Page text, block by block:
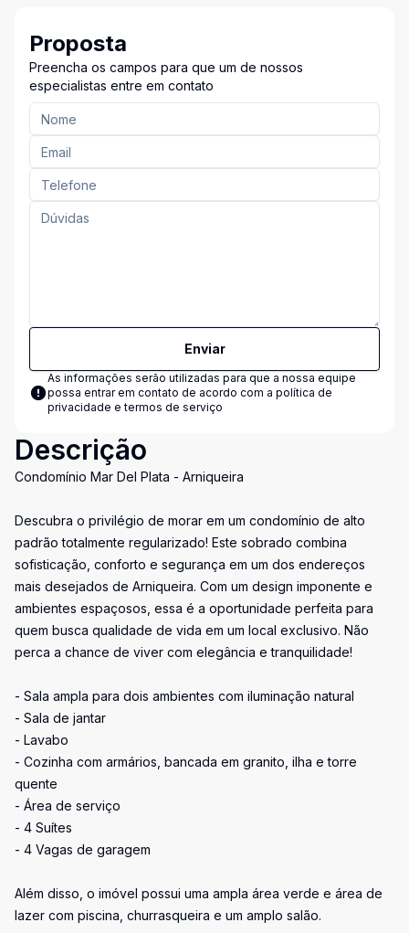
Proposta
Preencha os campos para que um de nossos
especialistas entre em contato
Enviar
As informações serão utilizadas para que a nossa equipe
possa entrar em contato de acordo com a política de
privacidade e termos de serviço
Descrição
Condomínio Mar Del Plata - Arniqueira
Descubra o privilégio de morar em um condomínio de alto
padrão totalmente regularizado! Este sobrado combina
sofisticação, conforto e segurança em um dos endereços
mais desejados de Arniqueira. Com um design imponente e
ambientes espaçosos, essa é a oportunidade perfeita para
quem busca qualidade de vida em um local exclusivo. Não
perca a chance de viver com elegância e tranquilidade!
- Sala ampla para dois ambientes com iluminação natural
- Sala de jantar
- Lavabo
- Cozinha com armários, bancada em granito, ilha e torre
quente
- Área de serviço
- 4 Suítes
- 4 Vagas de garagem
Além disso, o imóvel possui uma ampla área verde e área de
lazer com piscina, churrasqueira e um amplo salão.